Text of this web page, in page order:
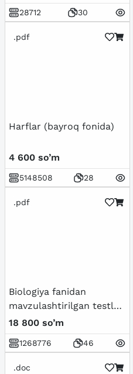
28712 30
.pdf
Harflar (bayroq fonida)
4 600 so’m
5148508 28
.pdf
Biologiya fanidan
mavzulashtirilgan testlar
/ 5-sinf
18 800 so’m
1268776 46
.doc